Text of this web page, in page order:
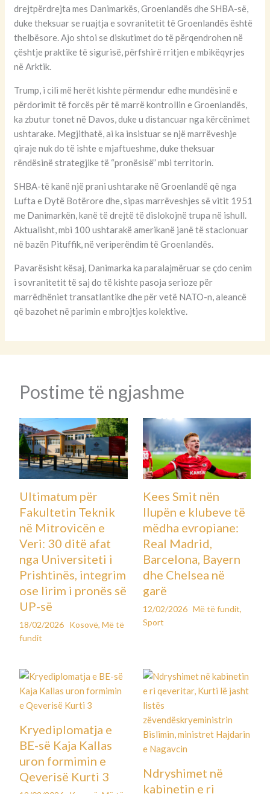
drejtpërdrejta mes Danimarkës, Groenlandës dhe SHBA-së,
duke theksuar se ruajtja e sovranitetit të Groenlandës është
thelbësore. Ajo shtoi se diskutimet do të përqendrohen në
çështje praktike të sigurisë, përfshirë rritjen e mbikëqyrjes
në Arktik.
Trump, i cili më herët kishte përmendur edhe mundësinë e
përdorimit të forcës për të marrë kontrollin e Groenlandës,
ka zbutur tonet në Davos, duke u distancuar nga kërcënimet
ushtarake. Megjithatë, ai ka insistuar se një marrëveshje
qiraje nuk do të ishte e mjaftueshme, duke theksuar
rëndësinë strategjike të “pronësisë” mbi territorin.
SHBA-të kanë një prani ushtarake në Groenlandë që nga
Lufta e Dytë Botërore dhe, sipas marrëveshjes së vitit 1951
me Danimarkën, kanë të drejtë të dislokojnë trupa në ishull.
Aktualisht, mbi 100 ushtarakë amerikanë janë të stacionuar
në bazën Pituffik, në veriperëndim të Groenlandës.
Pavarësisht kësaj, Danimarka ka paralajmëruar se çdo cenim
i sovranitetit të saj do të kishte pasoja serioze për
marrëdhëniet transatlantike dhe për vetë NATO-n, aleancë
që bazohet në parimin e mbrojtjes kolektive.
Postime të ngjashme
Ultimatum për
Fakultetin Teknik
në Mitrovicën e
Veri: 30 ditë afat
nga Universiteti i
Prishtinës, integrim
ose lirim i pronës së
UP-së
18/02/2026 Kosovë,Më të
fundit
Kees Smit nën
llupën e klubeve të
mëdha evropiane:
Real Madrid,
Barcelona, Bayern
dhe Chelsea në
garë
12/02/2026 Më të fundit,
Sport
Kryediplomatja e
BE-së Kaja Kallas
uron formimin e
Qeverisë Kurti 3
Ndryshimet në
kabinetin e ri